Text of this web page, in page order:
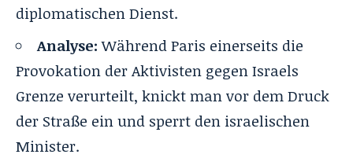
diplomatischen Dienst.
Analyse:Während Paris einerseits die
Provokation der Aktivisten gegen Israels
Grenze verurteilt, knickt man vor dem Druck
der Straße ein und sperrt den israelischen
Minister.